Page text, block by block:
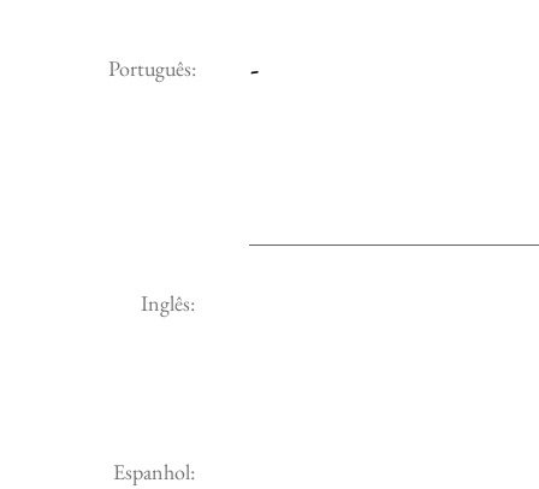
Português: -
Inglês:
Espanhol: